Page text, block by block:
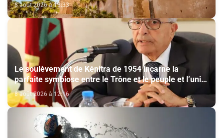
8 août 2026 à 13:33
Le soulèvement de Kénitra de 1954 incarne la
parfaite symbiose entre le Trône et le peuple et l’unité
de volonté et de destin (M. El Ktiri)
8 août 2026 à 12:16